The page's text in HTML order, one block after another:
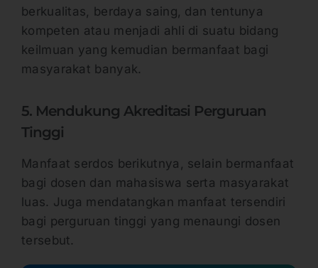
berkualitas, berdaya saing, dan tentunya
kompeten atau menjadi ahli di suatu bidang
keilmuan yang kemudian bermanfaat bagi
masyarakat banyak.
5. Mendukung Akreditasi Perguruan
Tinggi
Manfaat serdos berikutnya, selain bermanfaat
bagi dosen dan mahasiswa serta masyarakat
luas. Juga mendatangkan manfaat tersendiri
bagi perguruan tinggi yang menaungi dosen
tersebut.